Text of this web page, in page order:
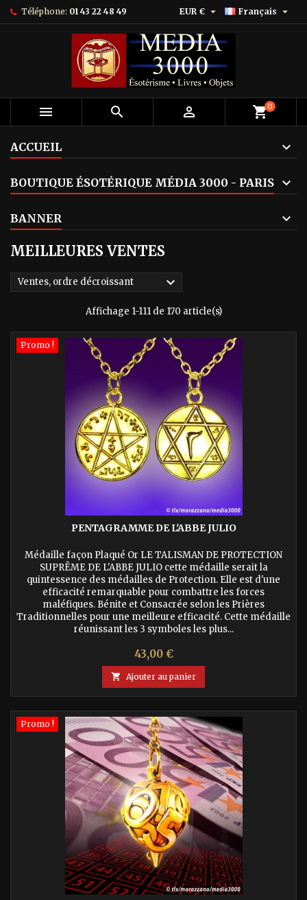
Téléphone: 01 43 22 48 49 Français 
EUR € 
   shopping_cart0
ACCUEIL
BOUTIQUE ÉSOTÉRIQUE MÉDIA 3000 - PARIS
BANNER
MEILLEURES VENTES
Ventes, ordre décroissant 
Affichage 1-111 de 170 article(s)
Promo !
PENTAGRAMME DE L'ABBE JULIO
Médaille façon Plaqué Or LE TALISMAN DE PROTECTION
SUPRÊME DE L'ABBE JULIO cette médaille serait la
quintessence des médailles de Protection. Elle est d'une
efficacité remarquable pour combattre les forces
maléfiques. Bénite et Consacrée selon les Prières
Traditionnelles pour une meilleure efficacité. Cette médaille
réunissant les 3 symboles les plus...
Prix
43,00 €
 Ajouter au panier
Promo !